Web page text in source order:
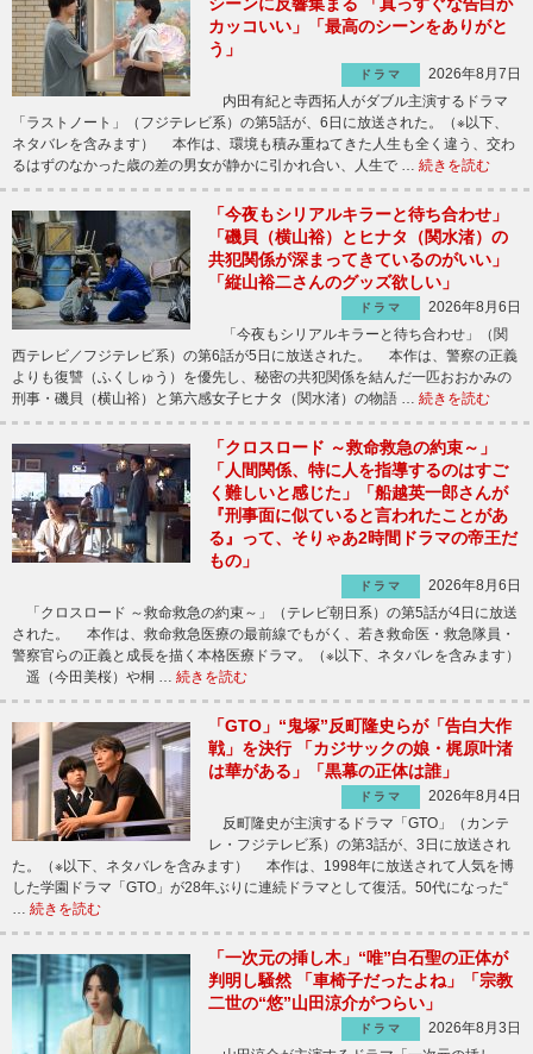
カッコいい」「最高のシーンをありがと
う」
ドラマ
2026年8月7日
内田有紀と寺西拓人がダブル主演するドラマ
「ラストノート」（フジテレビ系）の第5話が、6日に放送された。（※以下、
ネタバレを含みます） 本作は、環境も積み重ねてきた人生も全く違う、交わ
るはずのなかった歳の差の男女が静かに引かれ合い、人生で … 続きを読む
「今夜もシリアルキラーと待ち合わせ」
「磯貝（横山裕）とヒナタ（関水渚）の
共犯関係が深まってきているのがいい」
「縦山裕二さんのグッズ欲しい」
ドラマ
2026年8月6日
「今夜もシリアルキラーと待ち合わせ」（関
西テレビ／フジテレビ系）の第6話が5日に放送された。 本作は、警察の正義
よりも復讐（ふくしゅう）を優先し、秘密の共犯関係を結んだ一匹おおかみの
刑事・磯貝（横山裕）と第六感女子ヒナタ（関水渚）の物語 … 続きを読む
「クロスロード ～救命救急の約束～」
「人間関係、特に人を指導するのはすご
く難しいと感じた」「船越英一郎さんが
『刑事面に似ていると言われたことがあ
る』って、そりゃあ2時間ドラマの帝王だ
もの」
ドラマ
2026年8月6日
「クロスロード ～救命救急の約束～」（テレビ朝日系）の第5話が4日に放送
された。 本作は、救命救急医療の最前線でもがく、若き救命医・救急隊員・
警察官らの正義と成長を描く本格医療ドラマ。（※以下、ネタバレを含みます）
遥（今田美桜）や桐 … 続きを読む
「GTO」“鬼塚”反町隆史らが「告白大作
戦」を決行 「カジサックの娘・梶原叶渚
は華がある」「黒幕の正体は誰」
ドラマ
2026年8月4日
反町隆史が主演するドラマ「GTO」（カンテ
レ・フジテレビ系）の第3話が、3日に放送され
た。（※以下、ネタバレを含みます） 本作は、1998年に放送されて人気を博
した学園ドラマ「GTO」が28年ぶりに連続ドラマとして復活。50代になった“
続きを読む
「一次元の挿し木」“唯”白石聖の正体が
判明し騒然 「車椅子だったよね」「宗教
二世の“悠”山田涼介がつらい」
ドラマ
2026年8月3日